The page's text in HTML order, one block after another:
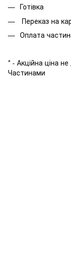
Готівка
Переказ на
Оплата
* - Акційна ціна
Частинами